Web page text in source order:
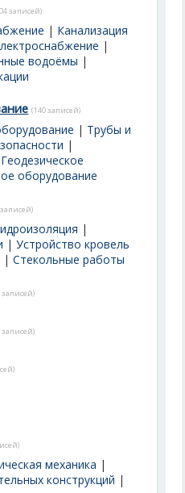
записей)
| Канализация
|
водоёмы |
(140 записей)
| Трубы и
|
Геодезическое
оборудование
|
|Устройство кровель
|Стекольные работы
записей)
записей)
механика |
конструкций |